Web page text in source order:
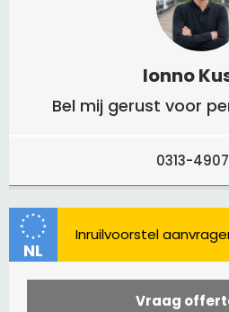
Ionno
Bel mij gerust voor
0313-
NL
Vraag